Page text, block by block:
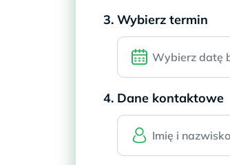
3. Wybierz termin
4. Dane kontaktowe